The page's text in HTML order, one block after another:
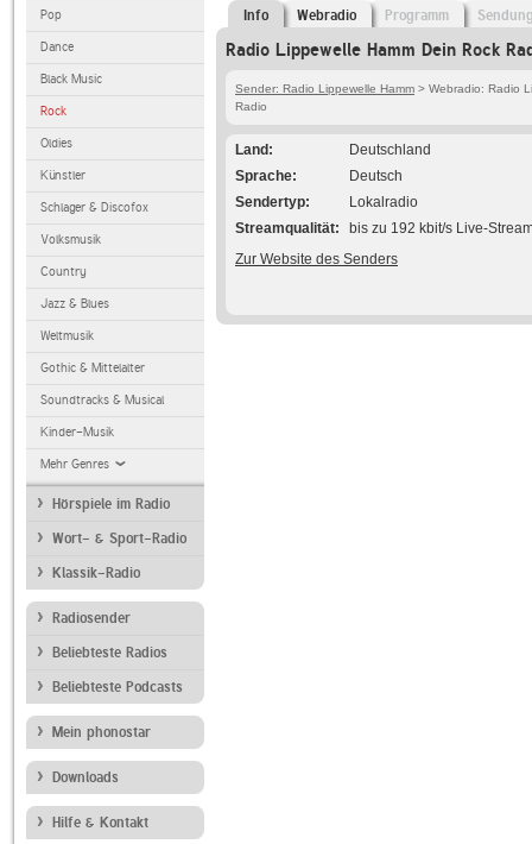
Pop
Dance
Black Music
Rock
Oldies
Künstler
Schlager & Discofox
Volksmusik
Country
Jazz & Blues
Weltmusik
Gothic & Mittelalter
Soundtracks & Musical
Kinder-Musik
Mehr Genres
Hörspiele im Radio
Wort- & Sport-Radio
Klassik-Radio
Radiosender
Beliebteste Radios
Beliebteste Podcasts
Mein phonostar
Downloads
Hilfe & Kontakt
Info Webradio Programm
Radio Lippewelle Hamm Dein Rock
Sender: Radio Lippewelle Hamm > Webradio: Radio
Radio
Land
Deutschland
Sprache
Deutsch
Sendertyp
Lokalradio
Streamqualität
bis zu 192 kbit/s Live-
Zur Website des Senders